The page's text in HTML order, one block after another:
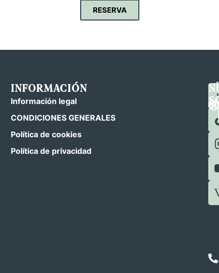
RESERVA
INFORMACIÓN
Información legal
CONDICIONES GENERALES
Política de cookies
Política de privacidad